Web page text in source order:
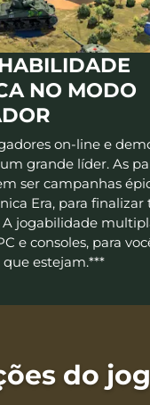
NO MODO
on-line e
grande líder. As
ser campanhas
Era, para
A jogabilidade
e consoles, para
estejam.***
do